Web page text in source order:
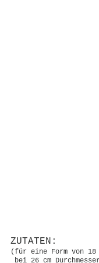
ZUTATEN:
(für eine Form von 18